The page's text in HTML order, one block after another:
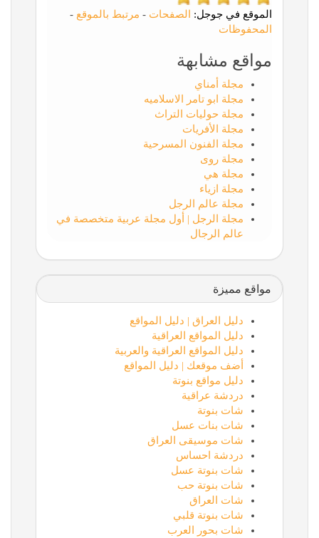
الموقع في جوجل: الصفحات - مرتبط بالموقع -
المحفوظات
مواقع مشابهة
مجلة أمناي
مجلة ابو تامر الاسلاميه
مجلة حوليات التراث
مجلة الأفريات
مجلة الفنون المسرحية
مجلة روى
مجلة هي
مجلة ازياء
مجلة عالم الرجل
مجلة الرجل | أول مجلة عربية متخصصة في
عالم الرجال
مواقع مميزة
دليل العراق | دليل المواقع
دليل المواقع العراقية
دليل المواقع العراقية والعربية
أضف موقعك | دليل المواقع
دليل مواقع بنوتة
دردشة عراقية
شات بنوتة
شات بنات عسل
شات موسيقى العراق
دردشة احساس
شات بنوتة عسل
شات بنوتة حب
شات العراق
شات بنوتة قلبي
شات بحور العرب